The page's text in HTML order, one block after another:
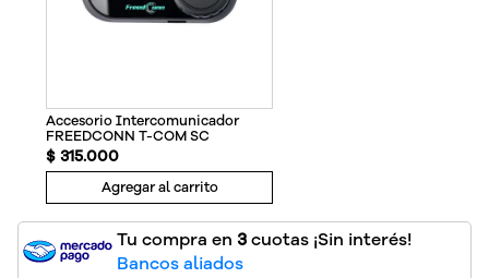
Accesorio Intercomunicador
FREEDCONN T-COM SC
$ 315.000
Agregar al carrito
Tu compra en 3cuotas ¡Sin interés!
Bancos aliados